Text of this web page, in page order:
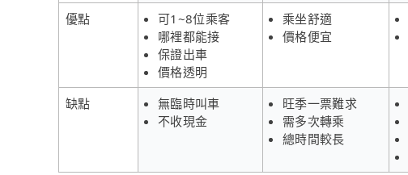
優點
可1~8位乘客
哪裡都能接
保證出車
價格透明
乘坐舒適
價格便宜
缺點
無臨時叫車
不收現金
旺季一票難求
需多次轉乘
總時間較長